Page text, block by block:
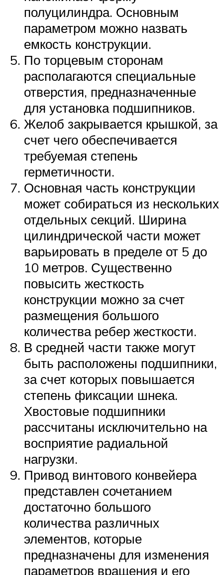
полуцилиндра. Основным
параметром можно назвать
емкость конструкции.
По торцевым сторонам
располагаются специальные
отверстия, предназначенные
для установка подшипников.
Желоб закрывается крышкой, за
счет чего обеспечивается
требуемая степень
герметичности.
Основная часть конструкции
может собираться из нескольких
отдельных секций. Ширина
цилиндрической части может
варьировать в пределе от 5 до
10 метров. Существенно
повысить жесткость
конструкции можно за счет
размещения большого
количества ребер жесткости.
В средней части также могут
быть расположены подшипники,
за счет которых повышается
степень фиксации шнека.
Хвостовые подшипники
рассчитаны исключительно на
восприятие радиальной
нагрузки.
Привод винтового конвейера
представлен сочетанием
достаточно большого
количества различных
элементов, которые
предназначены для изменения
параметров вращения и его